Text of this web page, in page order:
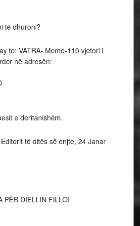
të dhuroni?
to: VATRA- Memo-110 vjetori i
në adresën:
e deritanishëm.
të ditës së enjte, 24 Janar
PËR DIELLIN FILLOI